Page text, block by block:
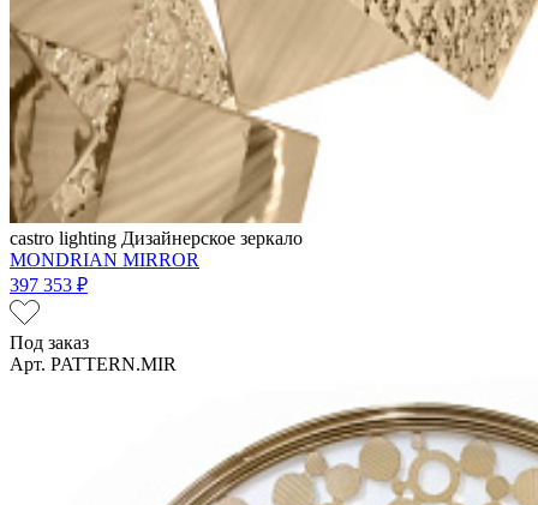
castro lighting Дизайнерское зеркало
MONDRIAN MIRROR
397 353 ₽
Под заказ
Арт. PATTERN.MIR